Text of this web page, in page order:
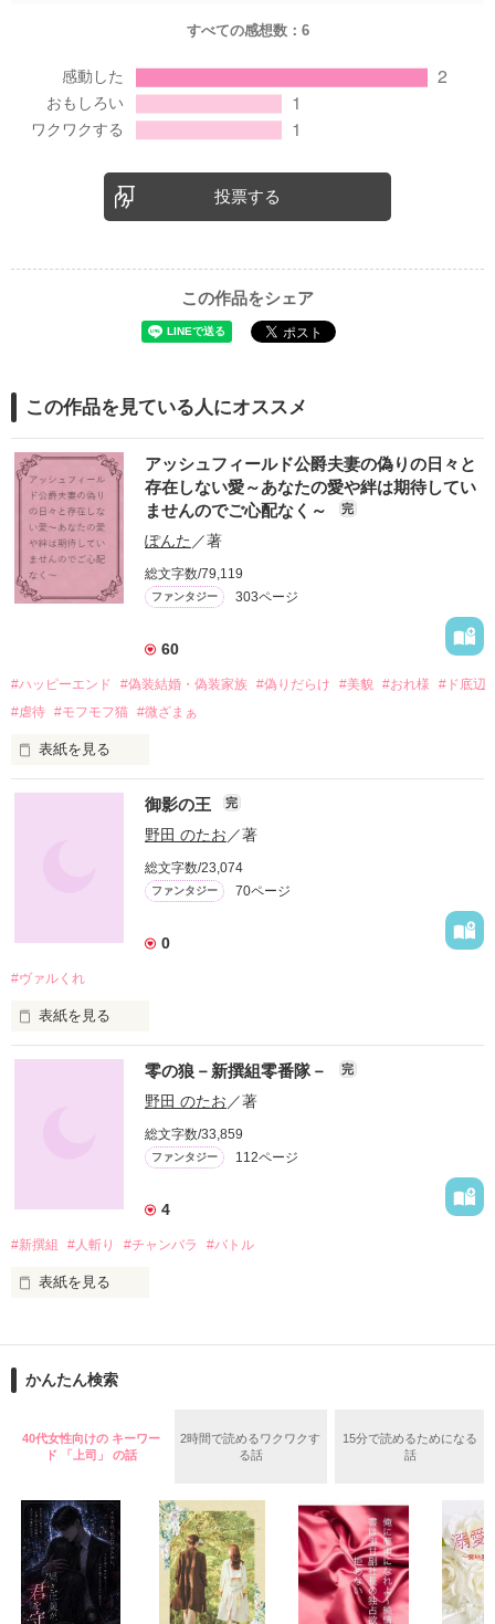
すべての感想数： 6
投票する
この作品をシェア
この作品を見ている人にオススメ
アッシュフィールド公爵夫妻の偽りの日々と
存在しない愛～あなたの愛や絆は期待してい
ませんのでご心配なく～
完
ぽんた ／著
総文字数/79,119
ファンタジー 303ページ
60
#ハッピーエンド #偽装結婚・偽装家族 #偽りだらけ #美貌 #おれ様
#ド底辺
#虐待 #モフモフ猫 #微ざまぁ
表紙を見る
ド底辺男爵令嬢ミヨ・オルコットは、後見人とは名ばかりの叔
父一家の借金返済の為、奇妙な仕事を引き受ける。それは、ア
ッシュフィールド公爵家の後妻の役をするというものである。
になる。夫役、つまりアッシュフィールド公爵役のコリンは超
おれ様気質。義父役のクレイグはセクハラジジイ。義理の息子
役のヘンリーは超生意気。飼い猫役のシャーロットは犬派のミ
ヨが大嫌い。そんなとんでもない連中と一緒にアッシュフィー
額報酬の為に耐え忍ぶミヨ。しかし、コリンは「愛など存在し
けではない。口づけやお姫様抱っこまでしてくる始末。そんな
コリンの態度に当惑しまくるミヨ。個性派が揃いすぎていてバ
ラバラバラなアッシュフィールド公爵家に、次から次へと立ち
※全五十四話。ハッピーエンド確約。ゆるゆる設定はご容赦願
御影の王 完
野田 のたお／著
総文字数/23,074
ファンタジー 70ページ
0
#ヴァルくれ
表紙を見る
ツインテールの美少女と、
運命は動き始める。
※できれば「戦乙女と紅」シリーズ、「夢の競演番外編」シリ
零の狼－新撰組零番隊－ 完
野田 のたお ／著
総文字数/33,859
ファンタジー 112ページ
4
#新撰組 #人斬り #チャンバラ #バトル
表紙を見る
現代に蘇る血風の魔都。
同じ血刃を振るう『群狼』のみ。
…集え、『誠』の旗の下に。
かんたん検索
40代女性向けの キーワー
ド 「上司」 の話
2時間で読めるワクワクす
る話
15分で読めるためになる
話